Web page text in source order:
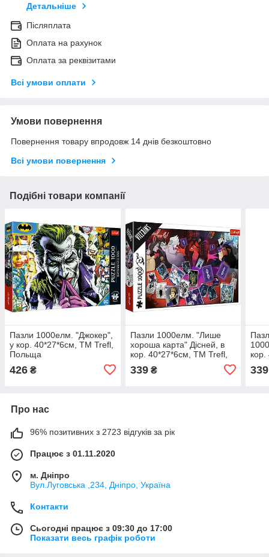
Детальніше
Післяплата
Оплата на рахунок
Оплата за реквізитами
Всі умови оплати
Умови повернення
Повернення товару впродовж 14 днів безкоштовно
Всі умови повернення
Подібні товари компанії
Пазли 1000елм. "Джокер",
у кор. 40*27*6см, ТМ Trefl,
Польща
426 ₴
Пазли 1000елм. "Лише
хороша карта" Дісней, в
кор. 40*27*6см, ТМ Trefl,
339₴ 339
Про нас
96% позитивних з 2723 відгуків за рік
Працює з 01.11.2020
м. Дніпро
Вул.Луговська ,234, Дніпро, Україна
Контакти
Сьогодні працює з 09:30 до 17:00
Показати весь графік роботи